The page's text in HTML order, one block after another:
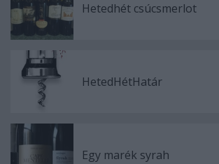
Hetedhét csúcsmerlot
HetedHétHatár
Egy marék syrah